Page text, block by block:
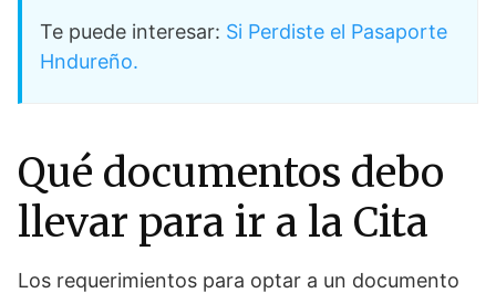
Te puede interesar: Si Perdiste el Pasaporte
Hndureño.
Qué documentos debo
llevar para ir a la Cita
Los requerimientos para optar a un documento